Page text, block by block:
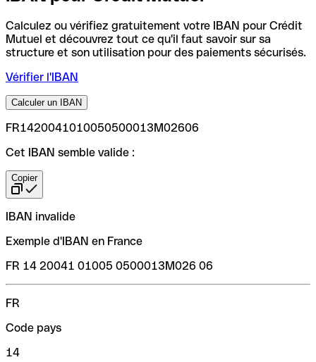
Calculez ou vérifiez gratuitement votre IBAN pour Crédit
Mutuel et découvrez tout ce qu'il faut savoir sur sa
structure et son utilisation pour des paiements sécurisés.
Vérifier l'IBAN
Calculer un IBAN
FR1420041010050500013M02606
Cet IBAN semble valide :
Copier
IBAN invalide
Exemple d'IBAN en France
FR 14 20041 01005 0500013M026 06
FR
Code pays
14